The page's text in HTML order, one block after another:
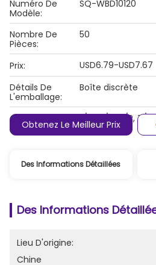
Numéro De
Modèle:
SQ-WBD10120
Nombre De
Pièces:
50
Prix:
USD6.79-USD7.67
Détails De
L'emballage:
Boîte discrète
Conditions De
Paiement:
L/C, D/A, D/P, T/
MoneyGram
Obtenez Le Meilleur Prix
Des Informations Détaillées
Des Informations
Lieu D'origine:
Chine